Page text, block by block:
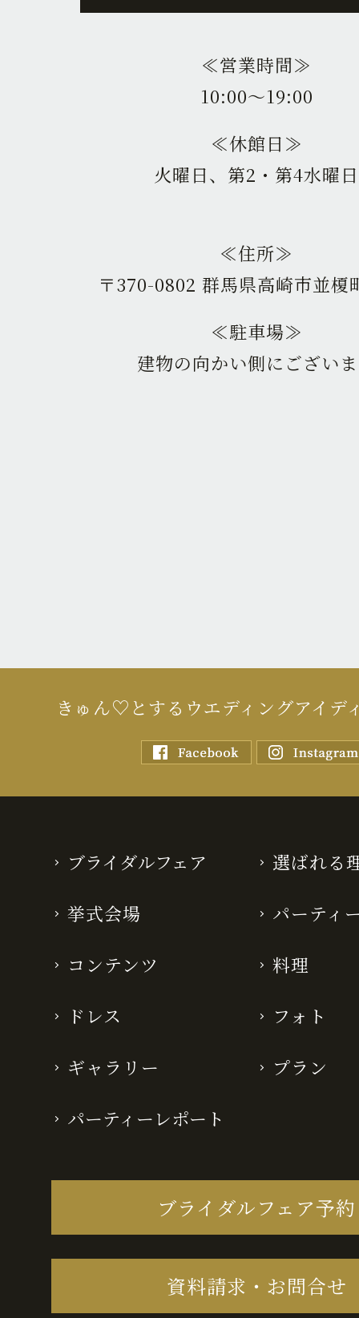
≪営業時間≫
10:00〜19:00
≪休館日≫
火曜日、第2・第4水曜日
≪住所≫
〒370-0802 群馬県高崎市並榎
≪駐車場≫
建物の向かい側にござい
きゅん♡とするウエディングアイデ
ブライダルフェア 選ばれる
挙式会場 パーティ
コンテンツ 料理
ドレス フォト
ギャラリー プラン
パーティーレポート
ブライダルフェア予約
資料請求・お問合せ